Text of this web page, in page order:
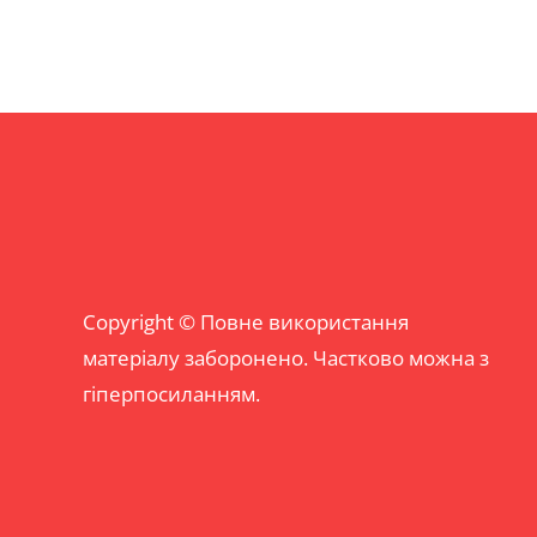
Copyright © Повне використання
матеріалу заборонено. Частково можна з
гіперпосиланням.